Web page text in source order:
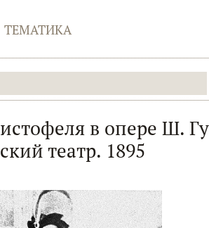
ТЕМАТИКА
в опере Ш.
театр. 1895